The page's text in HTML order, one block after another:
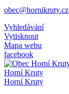
obec@hornikruty.cz
Vyhledávání
Vytisknout
Mapa webu
facebook
Horní Kruty
Horní Kruty